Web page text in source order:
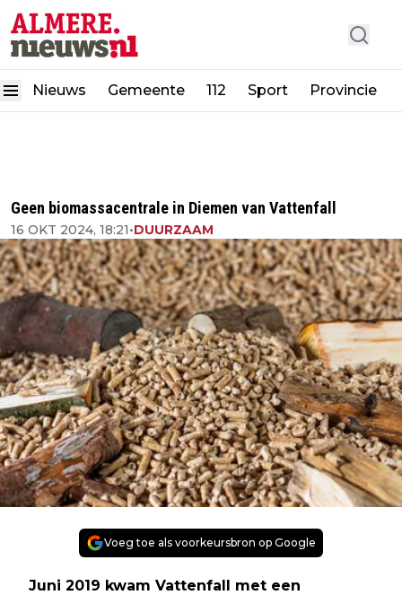
Nieuws Gemeente 112 Sport Provincie
Geen biomassacentrale in Diemen van Vattenfall
16 OKT 2024, 18:21•DUURZAAM
Voeg toe als voorkeursbron op Google
Juni 2019 kwam Vattenfall met een